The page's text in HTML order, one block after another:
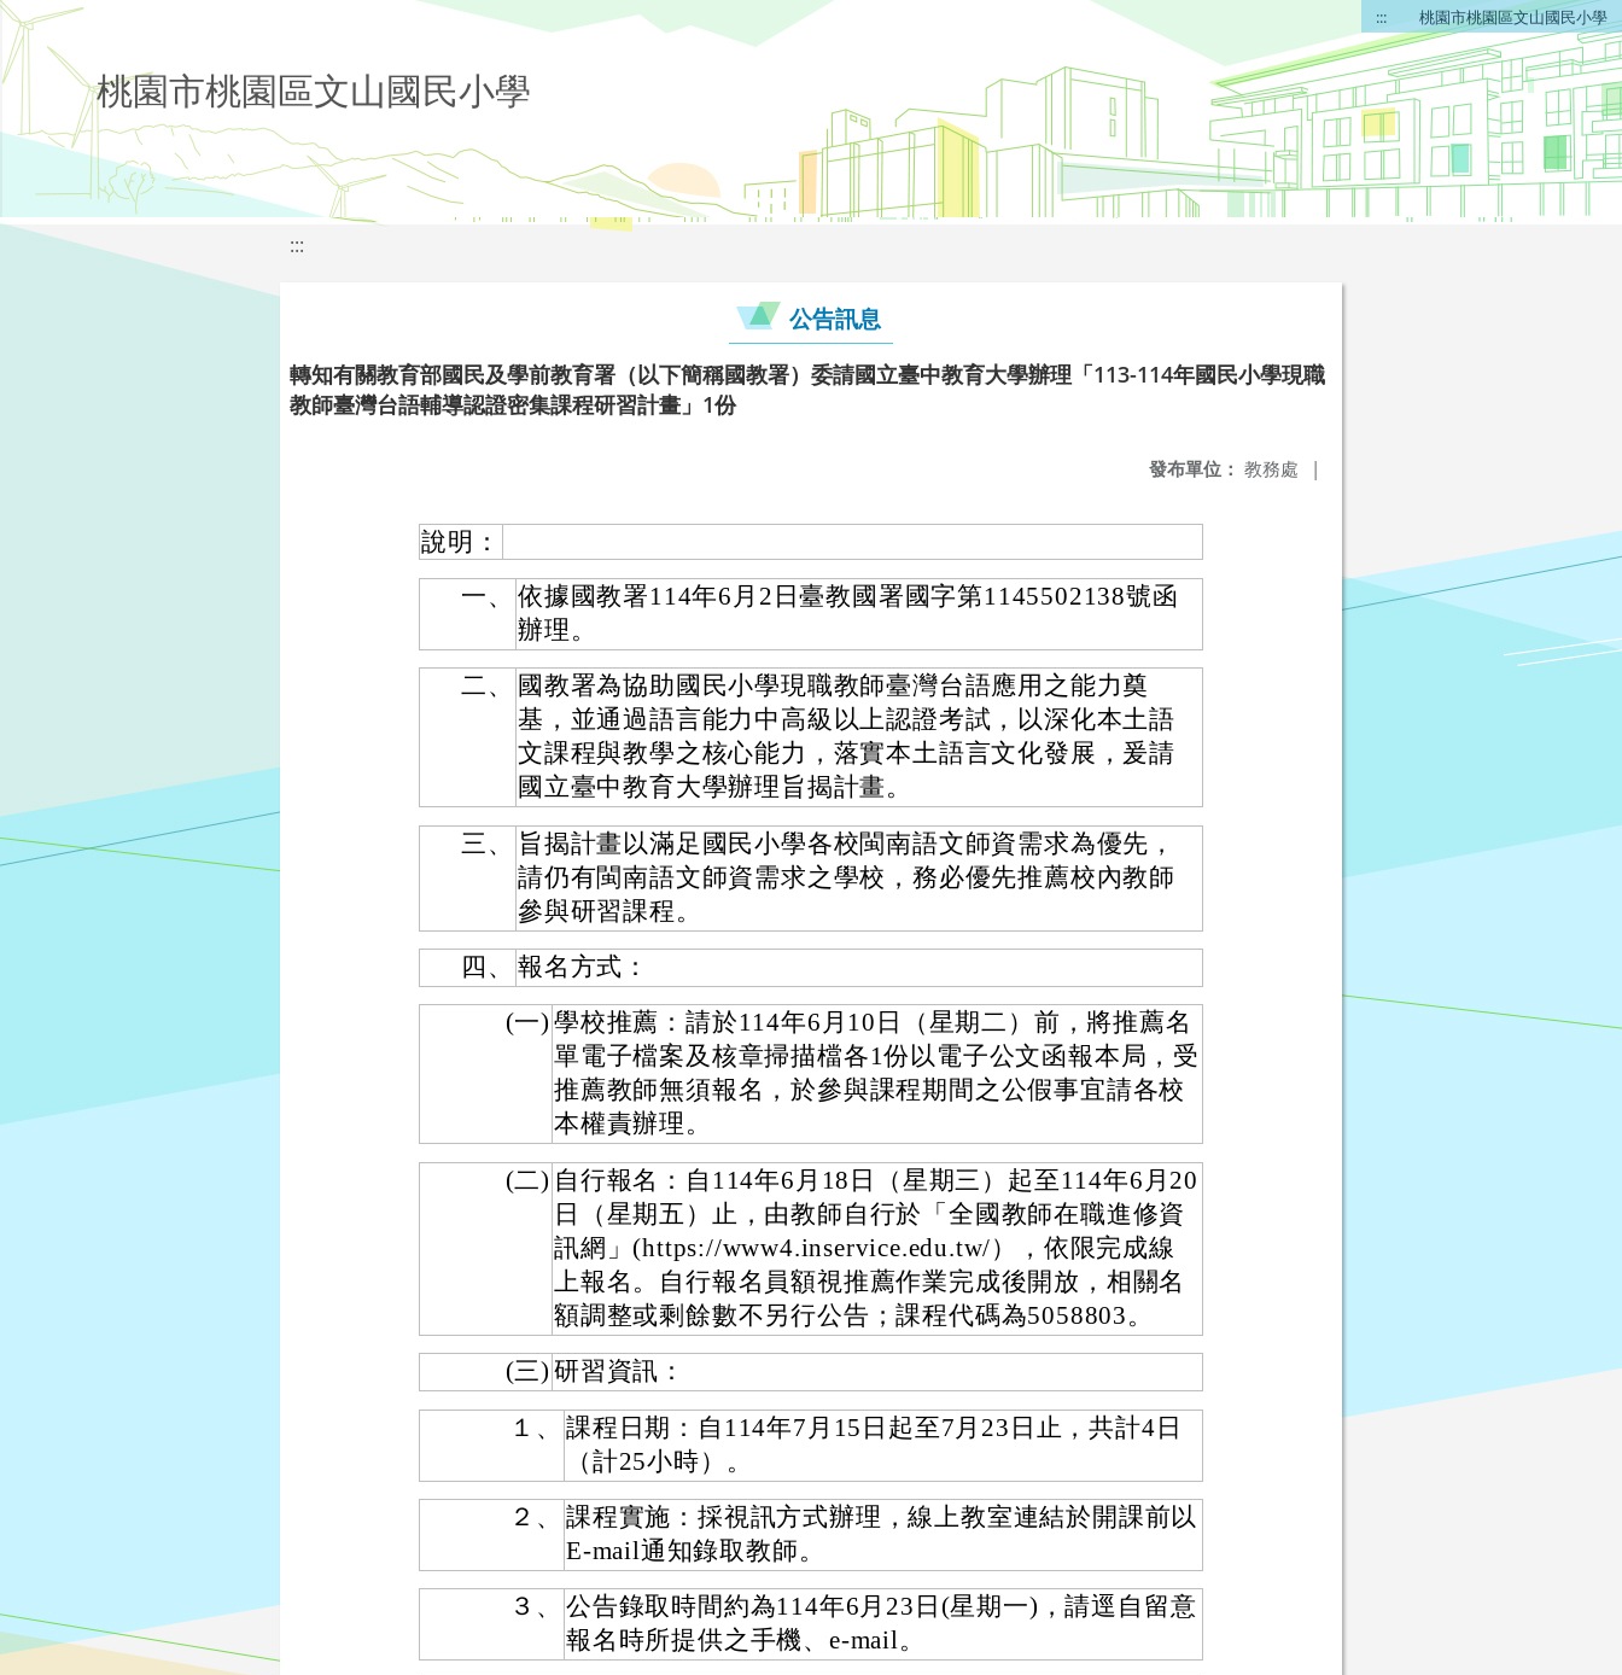
::: 桃園市桃園區文山國民小學
桃園市桃園區文山國民小學
:::
公告訊息
轉知有關教育部國民及學前教育署（以下簡稱國教署）委請國立臺中教育大學辦理「113-114年國民小學現職
教師臺灣台語輔導認證密集課程研習計畫」1份
發布單位： 教務處 |
說明：
一、
依據國教署114年6月2日臺教國署國字第1145502138號函
辦理。
二、
國教署為協助國民小學現職教師臺灣台語應用之能力奠
基，並通過語言能力中高級以上認證考試，以深化本土語
文課程與教學之核心能力，落實本土語言文化發展，爰請
國立臺中教育大學辦理旨揭計畫。
三、
旨揭計畫以滿足國民小學各校閩南語文師資需求為優先，
請仍有閩南語文師資需求之學校，務必優先推薦校內教師
參與研習課程。
四、
報名方式：
(一) 學校推薦：請於114年6月10日（星期二）前，將推薦名
單電子檔案及核章掃描檔各1份以電子公文函報本局，受
推薦教師無須報名，於參與課程期間之公假事宜請各校
本權責辦理。
(二) 自行報名：自114年6月18日（星期三）起至114年6月20
日（星期五）止，由教師自行於「全國教師在職進修資
訊網」(https://www4.inservice.edu.tw/），依限完成線
上報名。自行報名員額視推薦作業完成後開放，相關名
額調整或剩餘數不另行公告；課程代碼為5058803。
(三) 研習資訊：
１、
課程日期：自114年7月15日起至7月23日止，共計4日
（計25小時）。
２、
課程實施：採視訊方式辦理，線上教室連結於開課前以
E-mail通知錄取教師。
３、
公告錄取時間約為114年6月23日(星期一)，請逕自留意
報名時所提供之手機、e-mail。